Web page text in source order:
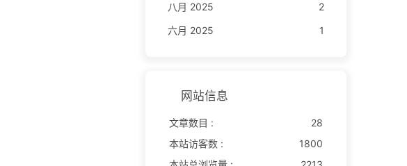
八月 2025
2
六月 2025
1
网站信息
文章数目 :
28
本站访客数 :
1800